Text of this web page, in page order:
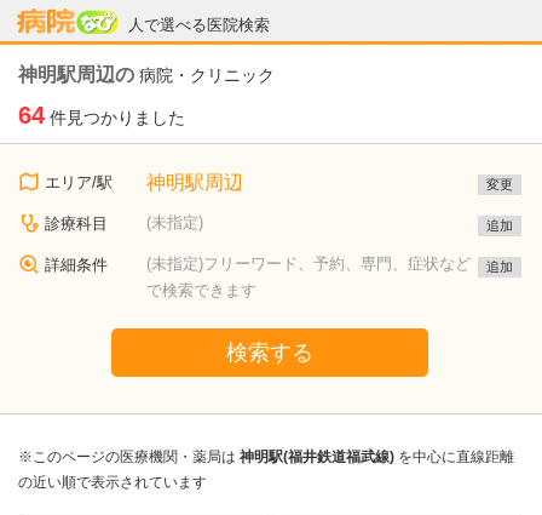
人で選べる医院検索
病院なび
神明駅周辺の 病院・クリニック
64 件見つかりました
エリア/駅 神明駅周辺 変更
診療科目 (未指定) 追加
詳細条件
(未指定)フリーワード、予約、専門、症状など
で検索できます
追加
検索する
※このページの医療機関・薬局は 神明駅(福井鉄道福武線) を中心に直線距離
の近い順で表示されています